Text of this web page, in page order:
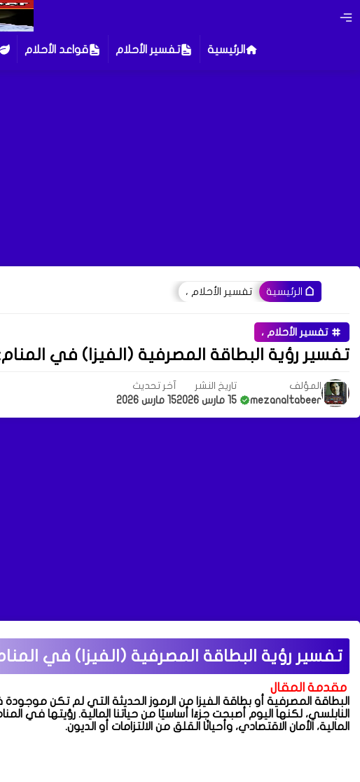
الرئيسية تفسير الأحلام قواعد الأحلام
الرئيسية تفسير الأحلام ،
تفسير الأحلام ،
تفسير رؤية البطاقة المصرفية (الفيزا) في
المؤلف
mezanaltabeer
تاريخ النشر
15 مارس 2026
آخر تحديث
15 مارس 2026
تفسير رؤية البطاقة المصرفية (الفيزا) في
مقدمة المقال
البطاقة المصرفية أو بطاقة الفيزا من الرموز الحديثة التي لم تكن
النابلسي، لكنها اليوم أصبحت جزءًا أساسيًا من حياتنا المالية. رؤيتها في
المالية، الأمان الاقتصادي، وأحيانًا القلق من الالتزامات أو الديون.